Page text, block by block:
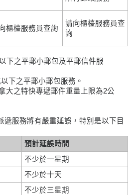
櫃檯服務員查詢
請向櫃檯服務員查
詢
下之平郵小郵包及平郵信件服
之平郵小郵包服務。
特快專遞郵件重量上限為2公
遞服務將有嚴重延誤，特別是以下目
預計延誤時間
不少於一星期
不少於十天
不少於三星期